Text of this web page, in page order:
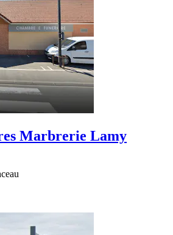
Marbrerie Lamy